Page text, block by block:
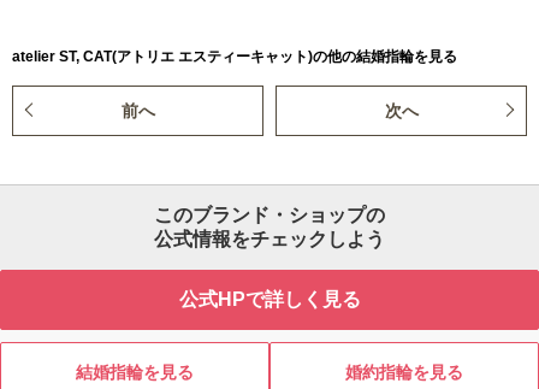
atelier ST, CAT(アトリエ エスティーキャット)の他の結婚指輪を見る
前へ 次へ
このブランド・ショップの
公式情報をチェックしよう
公式HPで詳しく見る
結婚指輪を見る 婚約指輪を見る